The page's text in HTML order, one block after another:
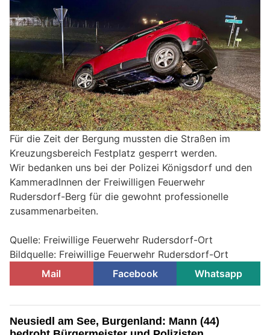
Für die Zeit der Bergung mussten die Straßen im
Kreuzungsbereich Festplatz gesperrt werden.
Wir bedanken uns bei der Polizei Königsdorf und den
KammeradInnen der Freiwilligen Feuerwehr
Rudersdorf-Berg für die gewohnt professionelle
zusammenarbeiten.
Quelle: Freiwillige Feuerwehr Rudersdorf-Ort
Bildquelle: Freiwillige Feuerwehr Rudersdorf-Ort
Mail
Facebook Whatsapp
Neusiedl am See, Burgenland: Mann (44)